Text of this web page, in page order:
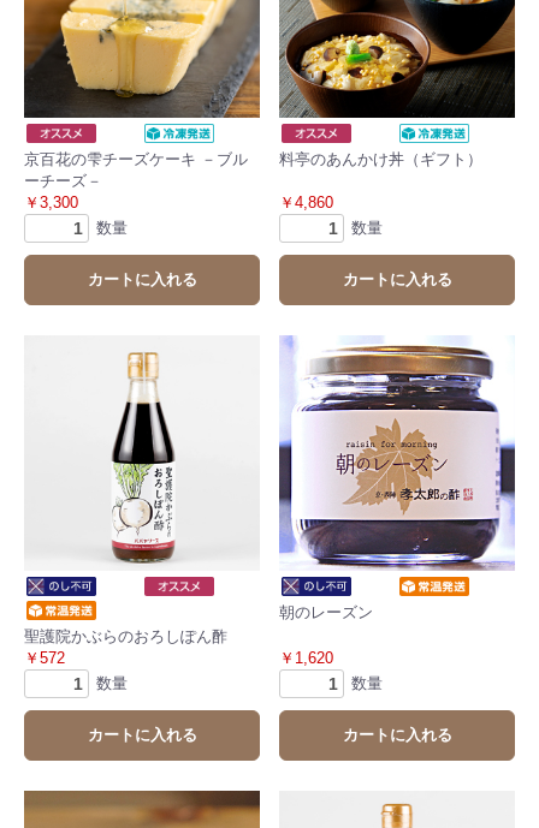
京百花の雫チーズケーキ －ブル
ーチーズ－
￥3,300
数量
カートに入れる
料亭のあんかけ丼（ギフト）
￥4,860
数量
カートに入れる
聖護院かぶらのおろしぽん酢
￥572
数量
カートに入れる
朝のレーズン
￥1,620
数量
カートに入れる